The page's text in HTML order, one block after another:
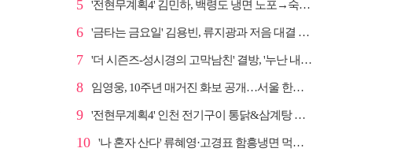
5 '전현무계획4' 김민하, 백령도 냉면 노포→숙성 광어초...
6 '금타는 금요일' 김용빈, 류지광과 저음 대결 승리
7 '더 시즌즈-성시경의 고막남친' 결방, '누난 내게 여자...
8 임영웅, 10주년 매거진 화보 공개…서울 한복판 대형 현...
9 '전현무계획4' 인천 전기구이 통닭&삼계탕 노포 맛집 탐방
10 '나 혼자 산다' 류혜영·고경표 함흥냉면 먹방→남산 산책